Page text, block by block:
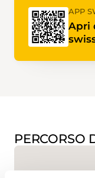
APP
Apri
PERCORSO